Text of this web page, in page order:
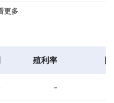
更多
殖利率
-